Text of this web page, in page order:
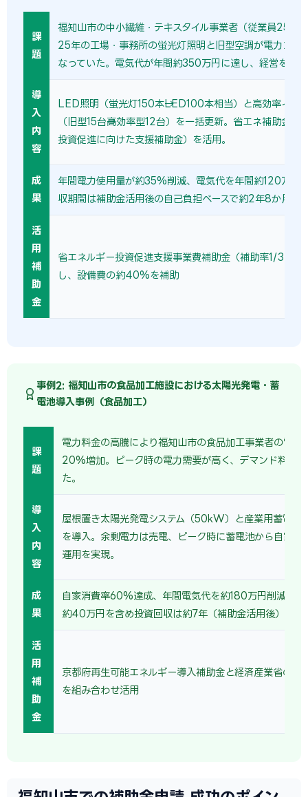
課
題
福知山市の中小繊維・テキスタイル事業者（従業員25名
25年の工場・事務所の蛍光灯照明と旧型空調が電力コス
なっていた。電気代が年間約350万円に達し、経営を圧
導
入
内
容
LED照明（蛍光灯150本→LED100本相当）と高効率イン
（旧型15台→高効率型12台）を一括更新。省エネ補助金（
投資促進に向けた支援補助金）を活用。
成
果
年間電力使用量が約35%削減、電気代を年間約120万円
収期間は補助金活用後の自己負担ベースで約2年8か月。
活
用
補
助
金
省エネルギー投資促進支援事業費補助金（補助率1/3〜1/
し、設備費の約40%を補助
事例2: 福知山市の食品加工施設における太陽光発電・蓄
電池導入事例（食品加工）
課
題
電力料金の高騰により福知山市の食品加工事業者の電気
20%増加。ピーク時の電力需要が高く、デマンド料金
た。
導
入
内
容
屋根置き太陽光発電システム（50kW）と産業用蓄電
を導入。余剰電力は売電、ピーク時に蓄電池から自家消
運用を実現。
成
果
自家消費率60%達成、年間電気代を約180万円削減。売
約40万円を含め投資回収は約7年（補助金活用後）。
活
用
補
助
金
京都府再生可能エネルギー導入補助金と経済産業省の省
を組み合わせ活用